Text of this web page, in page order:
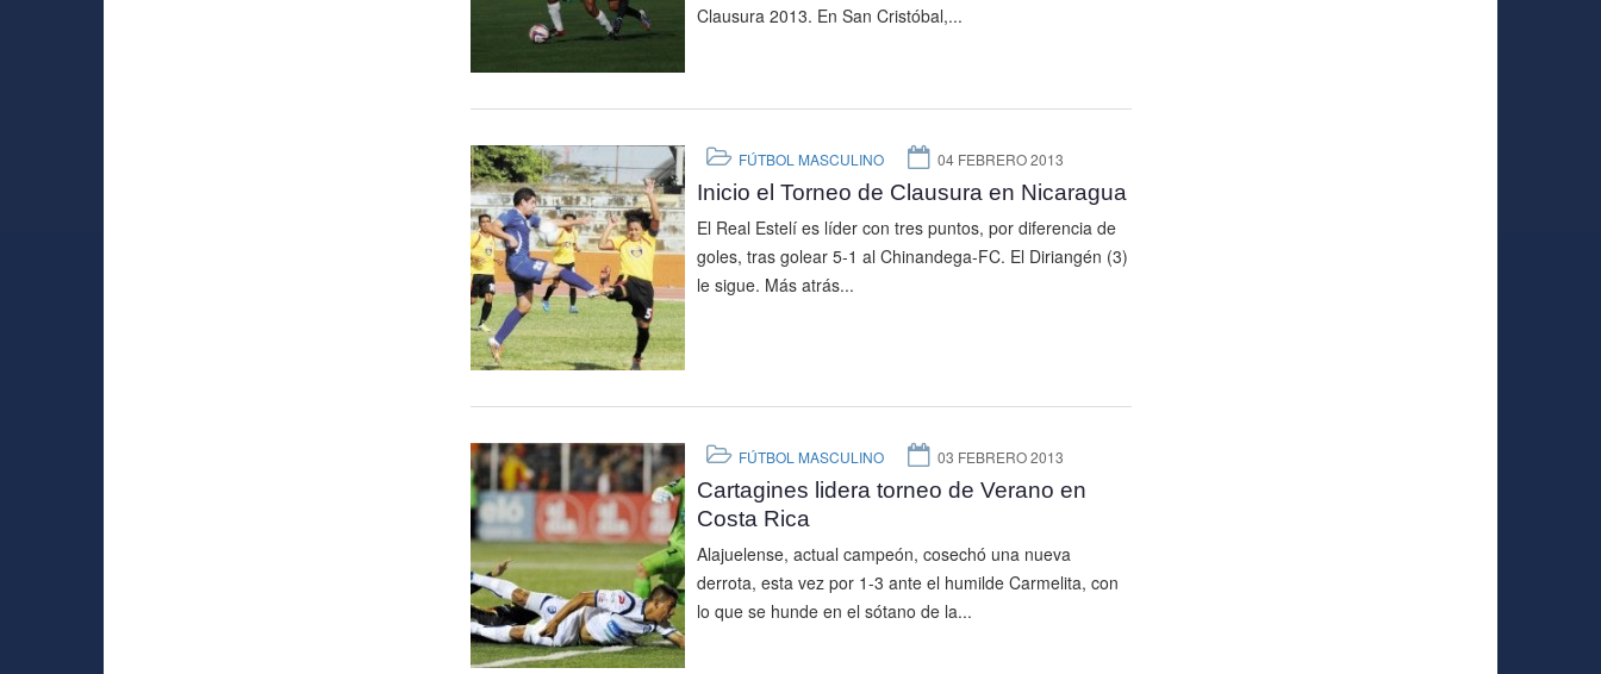
Clausura 2013. En San Cristóbal,...
FÚTBOL MASCULINO 04 FEBRERO 2013
Inicio el Torneo de Clausura en Nicaragua
El Real Estelí es líder con tres puntos, por diferencia de
goles, tras golear 5-1 al Chinandega-FC. El Diriangén (3)
le sigue. Más atrás...
FÚTBOL MASCULINO 03 FEBRERO 2013
Cartagines lidera torneo de Verano en
Costa Rica
Alajuelense, actual campeón, cosechó una nueva
derrota, esta vez por 1-3 ante el humilde Carmelita, con
lo que se hunde en el sótano de la...